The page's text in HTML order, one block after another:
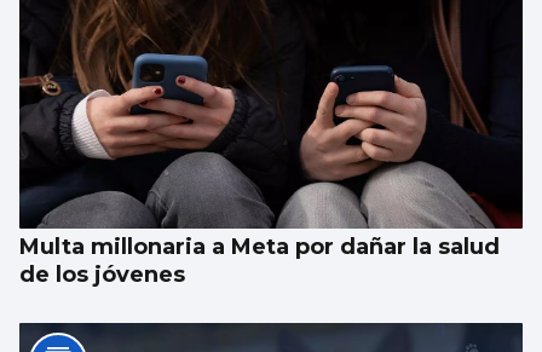
Multa millonaria a Meta por dañar la salud
de los jóvenes